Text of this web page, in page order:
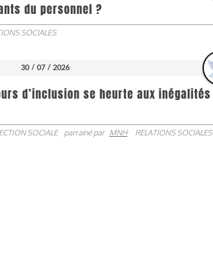
du personnel ?
SOCIALES
30 / 07 / 2026
d’inclusion se heurte aux inégalités
SOCIALE parrainé par MNH RELATIONS SOCIALES